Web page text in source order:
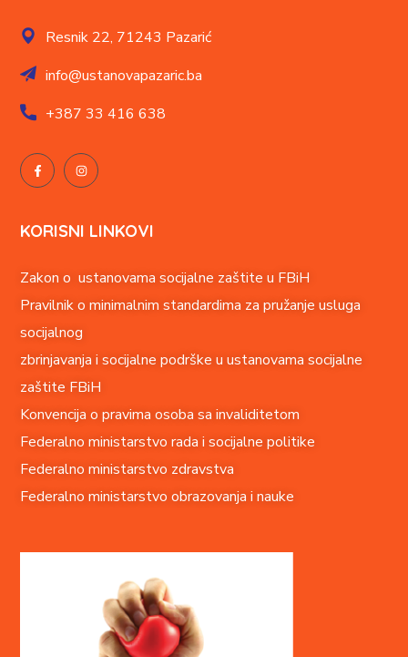
Resnik 22, 71243 Pazarić
info@ustanovapazaric.ba
+38733 416 638
KORISNI LINKOVI
Zakon o ustanovama socijalne zaštite u FBiH
Pravilnik o minimalnim standardima za pružanje usluga
socijalnog
zbrinjavanja i socijalne podrške u ustanovama socijalne
zaštite FBiH
Konvencija o pravima osoba sa invaliditetom
Federalno ministarstvo rada i socijalne politike
Federalno ministarstvo zdravstva
Federalno ministarstvo obrazovanja i nauke